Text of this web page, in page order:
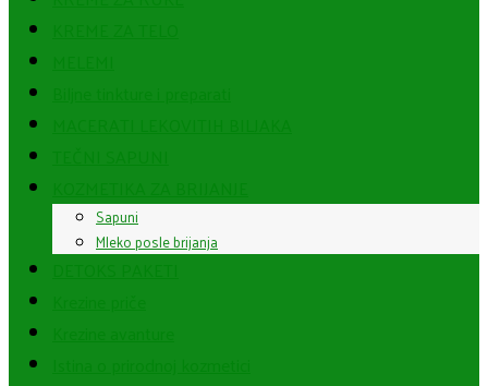
Sapuni
Mleko posle brijanja